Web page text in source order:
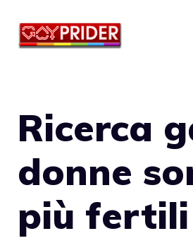
Ricerca
donne
più fertili